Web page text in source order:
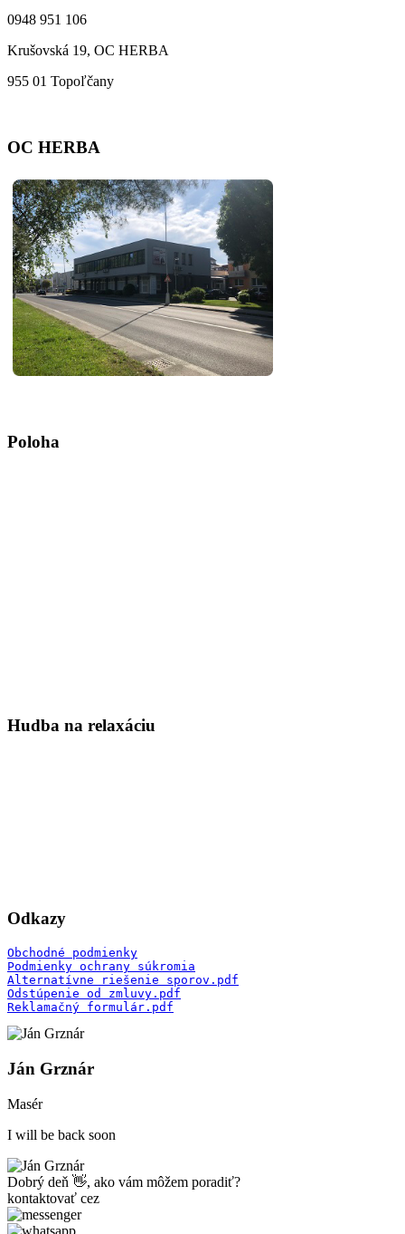
0948 951 106
Krušovská 19, OC HERBA
955 01 Topoľčany
OC HERBA
Poloha
Hudba na relaxáciu
Odkazy
Obchodné podmienky
Podmienky ochrany súkromia
Alternatívne riešenie sporov.pdf
Odstúpenie od zmluvy.pdf
Reklamačný formulár.pdf
Ján Grznár
Masér
I will be back soon
Dobrý deň 👋, ako vám môžem poradiť?
kontaktovať cez